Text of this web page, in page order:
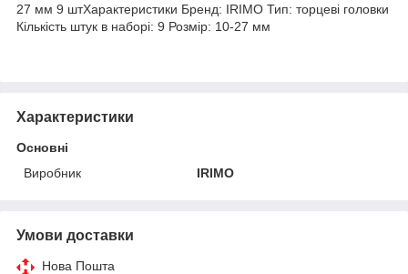
27 мм 9 штХарактеристики Бренд: IRIMO Тип: торцеві головки
Кількість штук в наборі: 9 Розмір: 10-27 мм
Характеристики
Основні
Виробник
IRIMO
Умови доставки
Нова Пошта